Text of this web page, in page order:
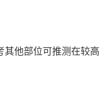
其他部位可推测在较高